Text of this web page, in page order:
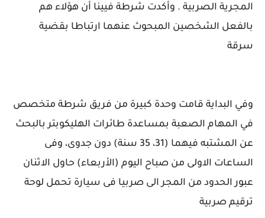
المجرية الصربية . وأكدت شرطة فيينا أن هؤلاء هم
بالفعل الشخصين المبحوث عنهما ارتباطا بقضية
سرقة
وفي البداية قامت وحدة كبيرة من فريق شرطة متخصص
في المهام الصعبة بمساعدة طائرات الهليكوبتر بالبحث
عن المشتبه فيهما (31، 35 سنة) دون جدوى، وفى
الساعات الاولى من صباح اليوم (الأربعاء) حاول الاثنان
عبور الحدود من المجر الى صربيا فى سيارة تحمل لوحة
ترقيم صربية